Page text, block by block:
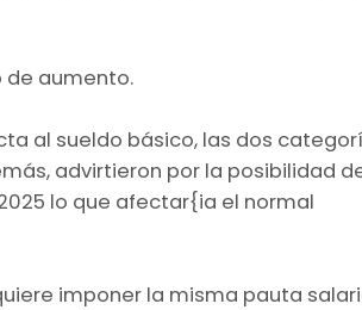
de aumento.
al sueldo básico, las dos
advirtieron por la posibilidad
lo que afectar{ia el normal
imponer la misma pauta